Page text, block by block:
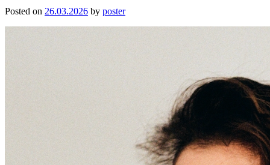
Posted on 26.03.2026 by poster